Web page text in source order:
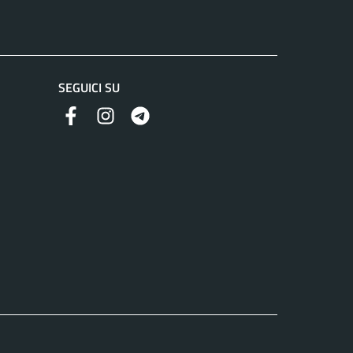
SEGUICI SU
Facebook InstagramTelegram